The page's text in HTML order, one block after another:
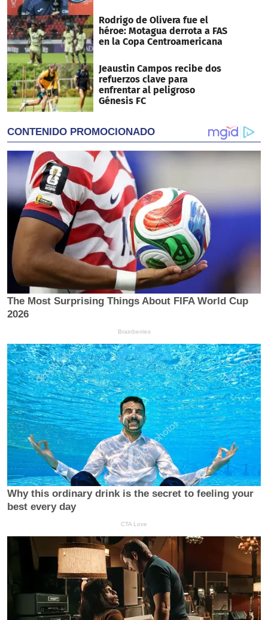
Rodrigo de Olivera fue el
héroe: Motagua derrota a FAS
en la Copa Centroamericana
Jeaustin Campos recibe dos
refuerzos clave para
enfrentar al peligroso
Génesis FC